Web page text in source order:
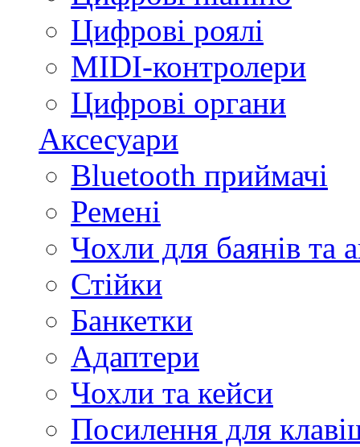
Цифрові роялі
MIDI-контролери
Цифрові органи
Аксесуари
Bluetooth приймачі
Ремені
Чохли для баянів та
Стійки
Банкетки
Адаптери
Чохли та кейси
Посилення для